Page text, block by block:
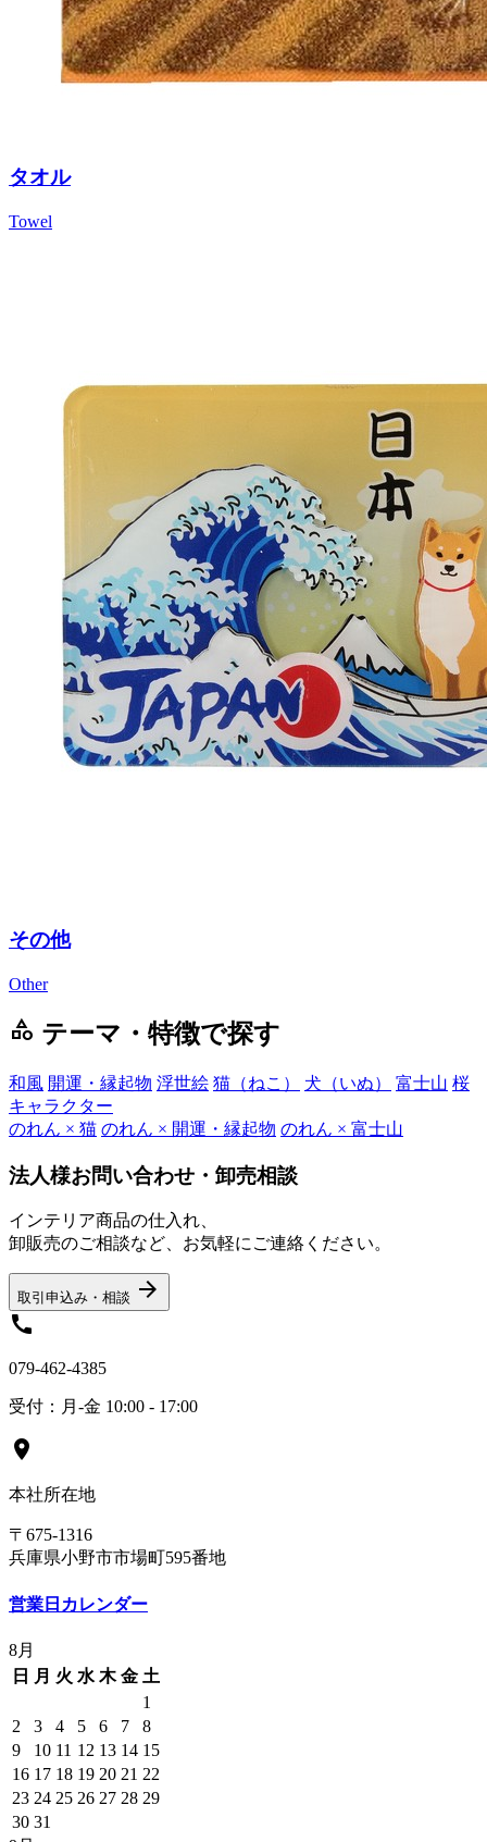
タオル
Towel
その他
Other
category テーマ・特徴で探す
和風 開運・縁起物 浮世絵 猫（ねこ） 犬（いぬ） 富士山 桜
キャラクター
のれん × 猫 のれん × 開運・縁起物 のれん × 富士山
法人様お問い合わせ・卸売相談
インテリア商品の仕入れ、
卸販売のご相談など、お気軽にご連絡ください。
取引申込み・相談 arrow_forward
call
079-462-4385
受付：月-金 10:00 - 17:00
location_on
本社所在地
〒675-1316
兵庫県小野市市場町595番地
営業日カレンダー
8月
日
月 火 水 木 金 土
1
2
3 4 5 6 7
8
9
10 11 12 13 14 15
16 17 18 19 20 21 22
23 24 25 26 27 28 29
30 31